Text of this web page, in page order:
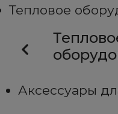
Тепловое
Аксессуары